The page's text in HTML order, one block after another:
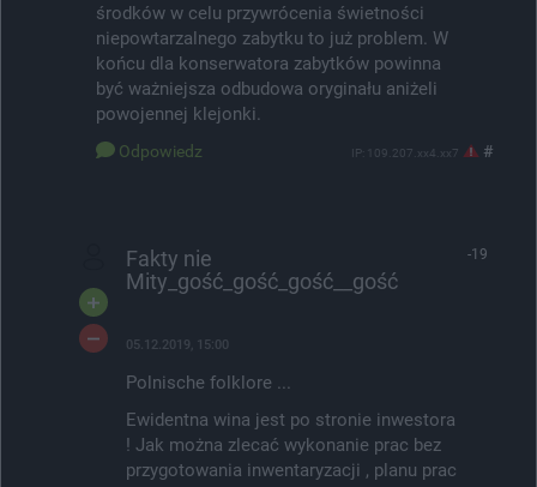
środków w celu przywrócenia świetności
niepowtarzalnego zabytku to już problem. W
końcu dla konserwatora zabytków powinna
być ważniejsza odbudowa oryginału aniżeli
powojennej klejonki.
Odpowiedz IP: 109.207.xx4.xx7 #
-19
Fakty nie
Mity_gość_gość_gość__gość
05.12.2019, 15:00
Polnische folklore ...
Ewidentna wina jest po stronie inwestora
! Jak można zlecać wykonanie prac bez
przygotowania inwentaryzacji , planu prac